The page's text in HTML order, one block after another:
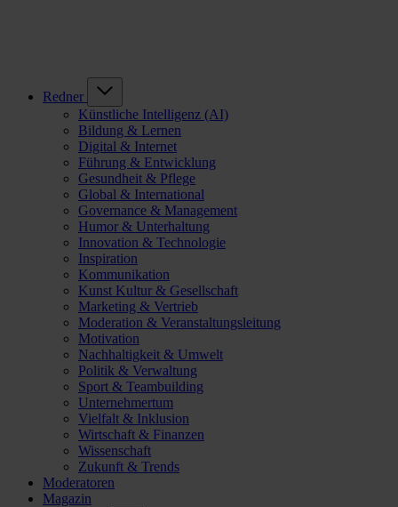
Redner
Künstliche Intelligenz (AI)
Bildung & Lernen
Digital & Internet
Führung & Entwicklung
Gesundheit & Pflege
Global & International
Governance & Management
Humor & Unterhaltung
Innovation & Technologie
Inspiration
Kommunikation
Kunst Kultur & Gesellschaft
Marketing & Vertrieb
Moderation & Veranstaltungsleitung
Motivation
Nachhaltigkeit & Umwelt
Politik & Verwaltung
Sport & Teambuilding
Unternehmertum
Vielfalt & Inklusion
Wirtschaft & Finanzen
Wissenschaft
Zukunft & Trends
Moderatoren
Magazin